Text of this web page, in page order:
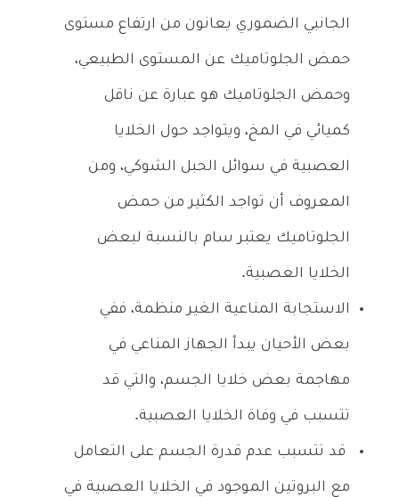
الجانبي الضموري يعانون من ارتفاع مستوى
حمض الجلوتاميك عن المستوى الطبيعي،
وحمض الجلوتاميك هو عبارة عن ناقل
كميائي في المخ، ويتواجد حول الخلايا
العصبية في سوائل الحبل الشوكي، ومن
المعروف أن تواجد الكثير من حمض
الجلوتاميك يعتبر سام بالنسبة لبعض
الخلايا العصبية.
الاستجابة المناعية الغير منظمة، ففي
بعض الأحيان يبدأ الجهاز المناعي في
مهاجمة بعض خلايا الجسم، والتي قد
تتسبب في وفاة الخلايا العصبية.
قد تتسبب عدم قدرة الجسم على التعامل
مع البروتين الموجود في الخلايا العصبية في